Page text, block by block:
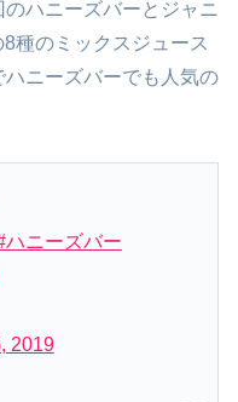
ハニーズバーとジャニ
種のミックスジュース
ニーズバーでも人気の
ハニーズバー
2019